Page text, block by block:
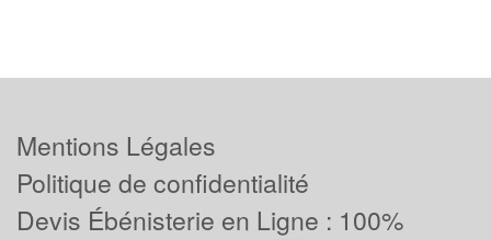
Mentions Légales
Politique de confidentialité
Devis Ébénisterie en Ligne : 100%